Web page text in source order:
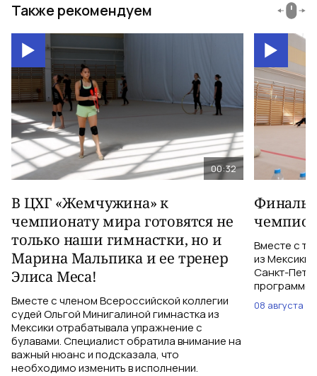
Также рекомендуем
00:32
В ЦХГ «Жемчужина» к
чемпионату мира готовятся не
только наши гимнастки, но и
Марина Мальпика и ее тренер
Элиса Меса!
Вместе с членом Всероссийской коллегии
судей Ольгой Минигалиной гимнастка из
Мексики отрабатывала упражнение с
булавами. Специалист обратила внимание на
важный нюанс и подсказала, что
необходимо изменить в исполнении.
Вместе с
из Мексики
Санкт-
программе
08 августа